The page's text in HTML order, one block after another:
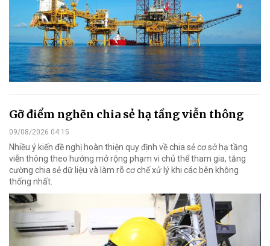
Gỡ điểm nghẽn chia sẻ hạ tầng viễn thông
09/08/2026 04:15
Nhiều ý kiến đề nghị hoàn thiện quy định về chia sẻ cơ sở hạ tầng
viễn thông theo hướng mở rộng phạm vi chủ thể tham gia, tăng
cường chia sẻ dữ liệu và làm rõ cơ chế xử lý khi các bên không
thống nhất.